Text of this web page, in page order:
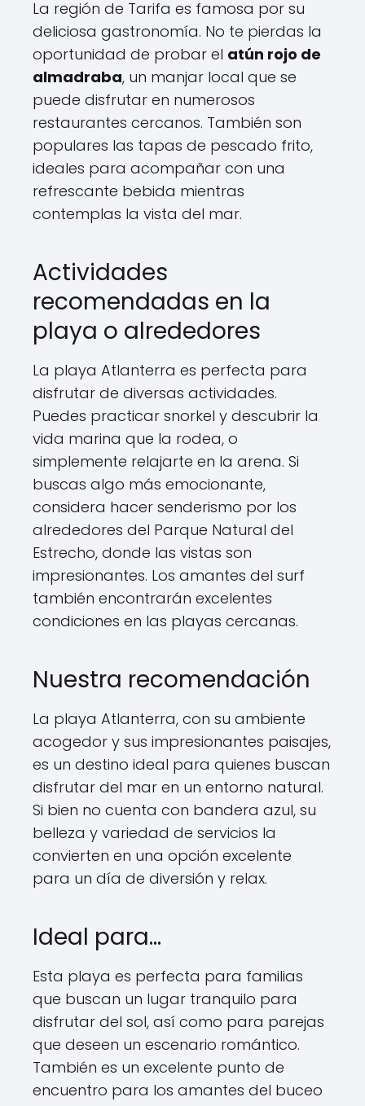
La región de Tarifa es famosa por su
deliciosa gastronomía. No te pierdas la
oportunidad de probar el atún rojo de
almadraba, un manjar local que se
puede disfrutar en numerosos
restaurantes cercanos. También son
populares las tapas de pescado frito,
ideales para acompañar con una
refrescante bebida mientras
contemplas la vista del mar.
Actividades
recomendadas en la
playa o alrededores
La playa Atlanterra es perfecta para
disfrutar de diversas actividades.
Puedes practicar snorkel y descubrir la
vida marina que la rodea, o
simplemente relajarte en la arena. Si
buscas algo más emocionante,
considera hacer senderismo por los
alrededores del Parque Natural del
Estrecho, donde las vistas son
impresionantes. Los amantes del surf
también encontrarán excelentes
condiciones en las playas cercanas.
Nuestra recomendación
La playa Atlanterra, con su ambiente
acogedor y sus impresionantes paisajes,
es un destino ideal para quienes buscan
disfrutar del mar en un entorno natural.
Si bien no cuenta con bandera azul, su
belleza y variedad de servicios la
convierten en una opción excelente
para un día de diversión y relax.
Ideal para…
Esta playa es perfecta para familias
que buscan un lugar tranquilo para
disfrutar del sol, así como para parejas
que deseen un escenario romántico.
También es un excelente punto de
encuentro para los amantes del buceo